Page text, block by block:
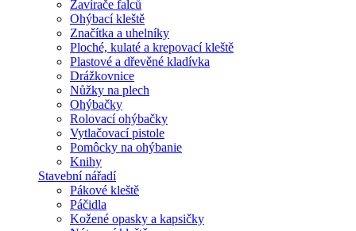
Zavírače falců
Ohýbací kleště
Značítka a uhelníky
Ploché, kulaté a krepovací kleště
Plastové a dřevěné kladívka
Drážkovnice
Nůžky na plech
Ohýbačky
Rolovací ohýbačky
Vytlačovací pistole
Pomôcky na ohýbanie
Knihy
Stavební nářadí
Pákové kleště
Páčidla
Kožené opasky a kapsičky